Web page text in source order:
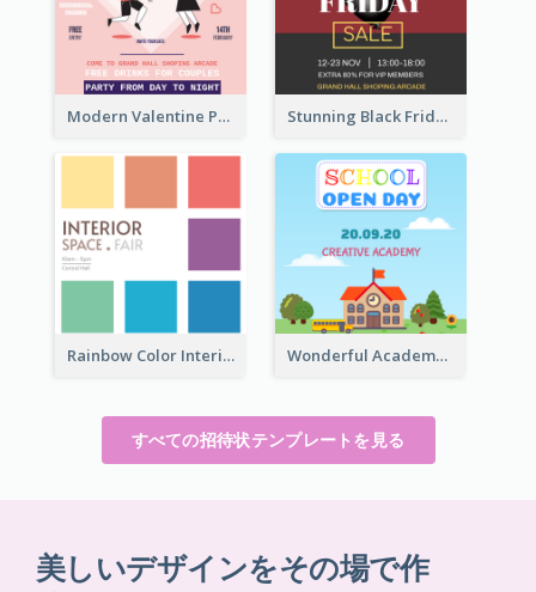
Modern Valentine Party Pink Invitation Design Templates Stunning Black Friday VIP Pass Invitation Design Idea
Rainbow Color Interior Space Fair Invitation Wonderful Academy School Open Day 2020 Invitation
すべての招待状テンプレートを見る
美しいデザインをその場で作